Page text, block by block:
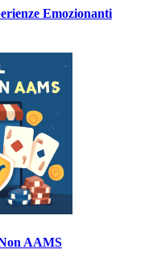
Emozionanti
AAMS